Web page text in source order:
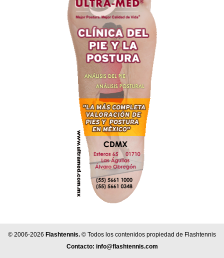
© 2006-2026 Flashtennis. © Todos los contenidos propiedad de Flashtennis
Contacto: info@flashtennis.com